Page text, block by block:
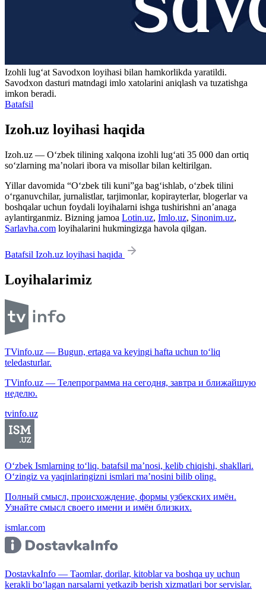
Izohli lugʻat Savodxon loyihasi bilan hamkorlikda yaratildi.
Savodxon dasturi matndagi imlo xatolarini aniqlash va tuzatishga
imkon beradi.
Batafsil
Izoh.uz loyihasi haqida
Izoh.uz — O‘zbek tilining xalqona izohli lug‘ati 35 000 dan ortiq
so‘zlarning ma’nolari ibora va misollar bilan keltirilgan.
Yillar davomida “O‘zbek tili kuni”ga bag‘ishlab, o‘zbek tilini
o‘rganuvchilar, jurnalistlar, tarjimonlar, kopirayterlar, blogerlar va
boshqalar uchun foydali loyihalarni ishga tushirishni an’anaga
aylantirganmiz. Bizning jamoa Lotin.uz, Imlo.uz, Sinonim.uz,
Sarlavha.com loyihalarini hukmingizga havola qilgan.
Batafsil Izoh.uz loyihasi haqida
Loyihalarimiz
TVinfo.uz — Bugun, ertaga va keyingi hafta uchun to‘liq
teledasturlar.
TVinfo.uz — Телепрограмма на сегодня, завтра и ближайшую
неделю.
tvinfo.uz
O‘zbek Ismlarning to‘liq, batafsil ma’nosi, kelib chiqishi, shakllari.
O‘zingiz va yaqinlaringizni ismlari ma’nosini bilib oling.
Полный смысл, происхождение, формы узбекских имён.
Узнайте смысл своего имени и имён близких.
ismlar.com
DostavkaInfo — Taomlar, dorilar, kitoblar va boshqa uy uchun
kerakli bo‘lagan narsalarni yetkazib berish xizmatlari bor servislar.